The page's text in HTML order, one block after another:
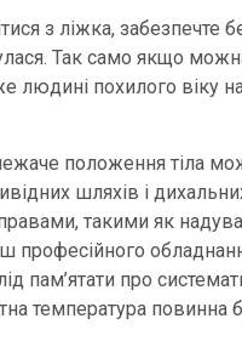
з ліжка,
Так само якщо
похилого віку
положення тіла
шляхів і
такими як
професійного
пам’ятати про
температура повинна